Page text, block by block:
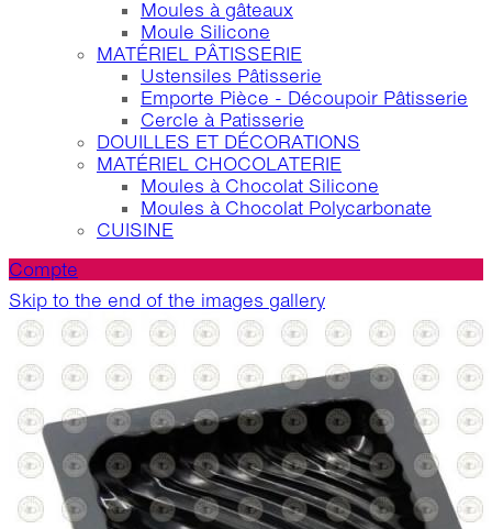
Moules à gâteaux
Moule Silicone
MATÉRIEL PÂTISSERIE
Ustensiles Pâtisserie
Emporte Pièce - Découpoir Pâtisserie
Cercle à Patisserie
DOUILLES ET DÉCORATIONS
MATÉRIEL CHOCOLATERIE
Moules à Chocolat Silicone
Moules à Chocolat Polycarbonate
CUISINE
Compte
Skip to the end of the images gallery